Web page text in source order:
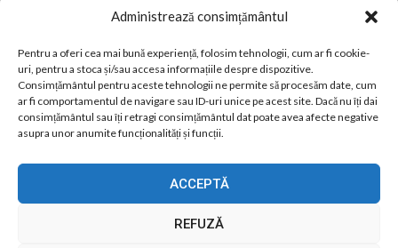
Administrează consimțământul
Pentru a oferi cea mai bună experiență, folosim tehnologii, cum ar fi cookie-
uri, pentru a stoca și/sau accesa informațiile despre dispozitive.
Consimțământul pentru aceste tehnologii ne permite să procesăm date, cum
ar fi comportamentul de navigare sau ID-uri unice pe acest site. Dacă nu îți dai
consimțământul sau îți retragi consimțământul dat poate avea afecte negative
asupra unor anumite funcționalități și funcții.
ACCEPTĂ
REFUZĂ
Paste 2026
Cele mai bune telefoane
Plaje din Europa
Concerte Romania 2025
Asigurare de calatorie
Când se schimba ora în 2026
Calendar Formula 1 sezon 2026
Boarding Pass
Despre AirlinesTravel.ro
Politică cookie-uri (UE)
Cookie Policy (AU)
Politică cookie-uri (ZA)
Politică cookie-uri (Canada)
Politică cookie-uri (BR)